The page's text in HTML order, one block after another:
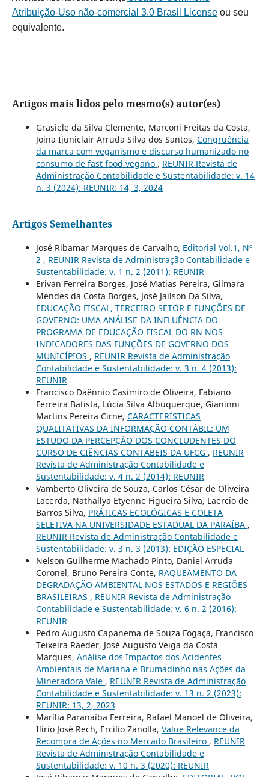
Atribuição-Uso não-comercial 3.0 Brasil Licenseou seu
equivalente.
Artigos mais lidos pelo mesmo(s) autor(es)
Grasiele da Silva Clemente, Marconi Freitas da Costa,
Joina Ijuniclair Arruda Silva dos Santos, Congruência
da marca com veganismo e discurso humanizado no
consumo de fast food vegano , REUNIR Revista de
Administração Contabilidade e Sustentabilidade: v. 14
n. 3 (2024): REUNIR: 14, 3, 2024
Artigos Semelhantes
José Ribamar Marques de Carvalho, Editorial Vol.1, Nº
2 , REUNIR Revista de Administração Contabilidade e
Sustentabilidade: v. 1 n. 2 (2011): REUNIR
Erivan Ferreira Borges, José Matias Pereira, Gilmara
Mendes da Costa Borges, José Jailson Da Silva,
EDUCAÇÃO FISCAL, TERCEIRO SETOR E FUNÇÕES DE
GOVERNO: UMA ANÁLISE DA INFLUÊNCIA DO
PROGRAMA DE EDUCAÇÃO FISCAL DO RN NOS
INDICADORES DAS FUNÇÕES DE GOVERNO DOS
MUNICÍPIOS , REUNIR Revista de Administração
Contabilidade e Sustentabilidade: v. 3 n. 4 (2013):
REUNIR
Francisco Daênnio Casimiro de Oliveira, Fabiano
Ferreira Batista, Lúcia Silva Albuquerque, Gianinni
Martins Pereira Cirne, CARACTERÍSTICAS
QUALITATIVAS DA INFORMAÇÃO CONTÁBIL: UM
ESTUDO DA PERCEPÇÃO DOS CONCLUDENTES DO
CURSO DE CIÊNCIAS CONTÁBEIS DA UFCG , REUNIR
Revista de Administração Contabilidade e
Sustentabilidade: v. 4 n. 2 (2014): REUNIR
Vamberto Oliveira de Souza, Carlos César de Oliveira
Lacerda, Nathallya Etyenne Figueira Silva, Laercio de
Barros Silva, PRÁTICAS ECOLÓGICAS E COLETA
SELETIVA NA UNIVERSIDADE ESTADUAL DA PARAÍBA ,
REUNIR Revista de Administração Contabilidade e
Sustentabilidade: v. 3 n. 3 (2013): EDIÇÃO ESPECIAL
Nelson Guilherme Machado Pinto, Daniel Arruda
Coronel, Bruno Pereira Conte, RAQUEAMENTO DA
DEGRADAÇÃO AMBIENTAL NOS ESTADOS E REGIÕES
BRASILEIRAS , REUNIR Revista de Administração
Contabilidade e Sustentabilidade: v. 6 n. 2 (2016):
REUNIR
Pedro Augusto Capanema de Souza Fogaça, Francisco
Teixeira Raeder, José Augusto Veiga da Costa
Marques, Análise dos Impactos dos Acidentes
Ambientais de Mariana e Brumadinho nas Ações da
Mineradora Vale , REUNIR Revista de Administração
Contabilidade e Sustentabilidade: v. 13 n. 2 (2023):
REUNIR: 13, 2, 2023
Marília Paranaíba Ferreira, Rafael Manoel de Oliveira,
Ilírio José Rech, Ercilio Zanolla, Value Relevance da
Recompra de Ações no Mercado Brasileiro , REUNIR
Revista de Administração Contabilidade e
Sustentabilidade: v. 10 n. 3 (2020): REUNIR